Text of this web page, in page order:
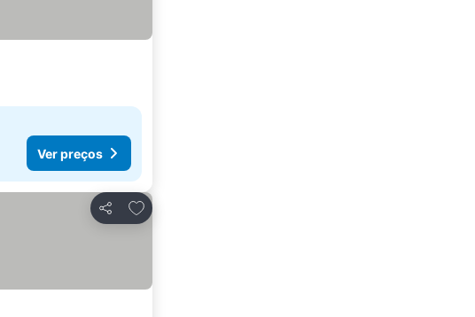
Ver preços
Partilhar
Adicionar aos favoritos